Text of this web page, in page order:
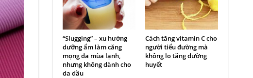
“Slugging” – xu hướng
dưỡng ẩm làm căng
mọng da mùa lạnh,
nhưng không dành cho
da dầu
Cách tăng vitamin C cho
người tiểu đường mà
không lo tăng đường
huyết